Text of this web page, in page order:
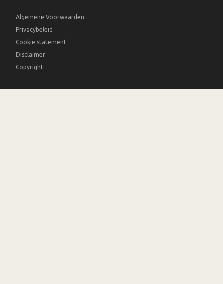
Algemene Voorwaarden
Privacybeleid
Cookie statement
Disclaimer
Copyright